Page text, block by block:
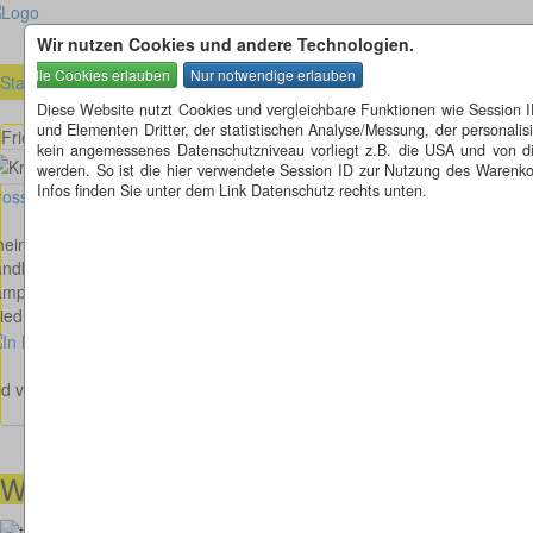
Wir nutzen Cookies und andere Technologien.
Diese Website nutzt Cookies und vergleichbare Funktionen wie
und Elementen Dritter, der statistischen Analyse/Messung, der
kein angemessenes Datenschutzniveau vorliegt z.B. die USA und
werden. So ist die hier verwendete Session ID zur Nutzung des
Infos finden Sie unter dem Link Datenschutz rechts unten.
Startseite » Rheinland-Pfalz (RP) » Lampsheim (RP)
Friedhofstraße - L 522 in Lampsheim
Bild anzeigen
Pfalz
Bad Dürkheim
- L 522
von Marcus Pötschke
Wir helfen Ihnen gerne weiter